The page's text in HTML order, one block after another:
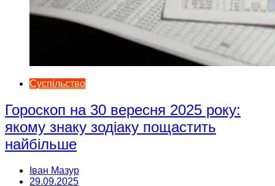
Суспільство
Гороскоп на 30 вересня 2025 року:
якому знаку зодіаку пощастить
найбільше
Іван Мазур
29.09.2025